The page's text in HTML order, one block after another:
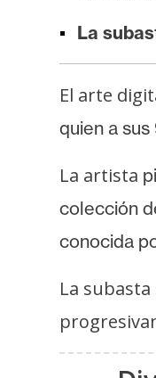
N
o
t
s
e
P
r
n
a
La
El arte
quien a
La artista
colección
conocida
La